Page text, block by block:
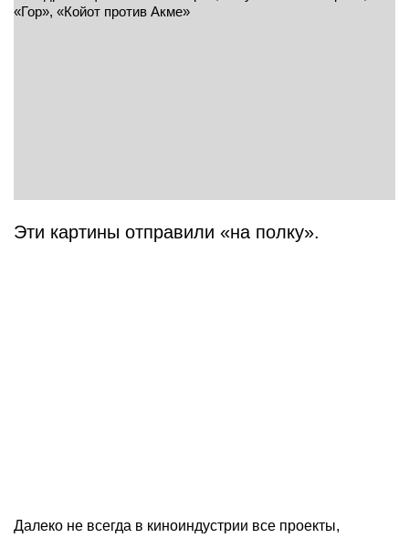
Эти картины отправили «на полку».
Далеко не всегда в киноиндустрии все проекты,